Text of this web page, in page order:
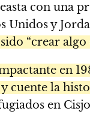
con una
Unidos y
“crear
en
cuente la
en